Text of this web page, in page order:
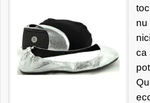
nu
ca